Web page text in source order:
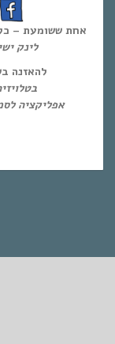
אחת ששומעת – כל יום
לינק
להאזנה
אפליקציה